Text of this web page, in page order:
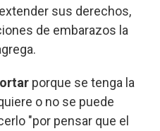
sus derechos,
de embarazos la
porque se tenga la
o no se puede
"por pensar que el